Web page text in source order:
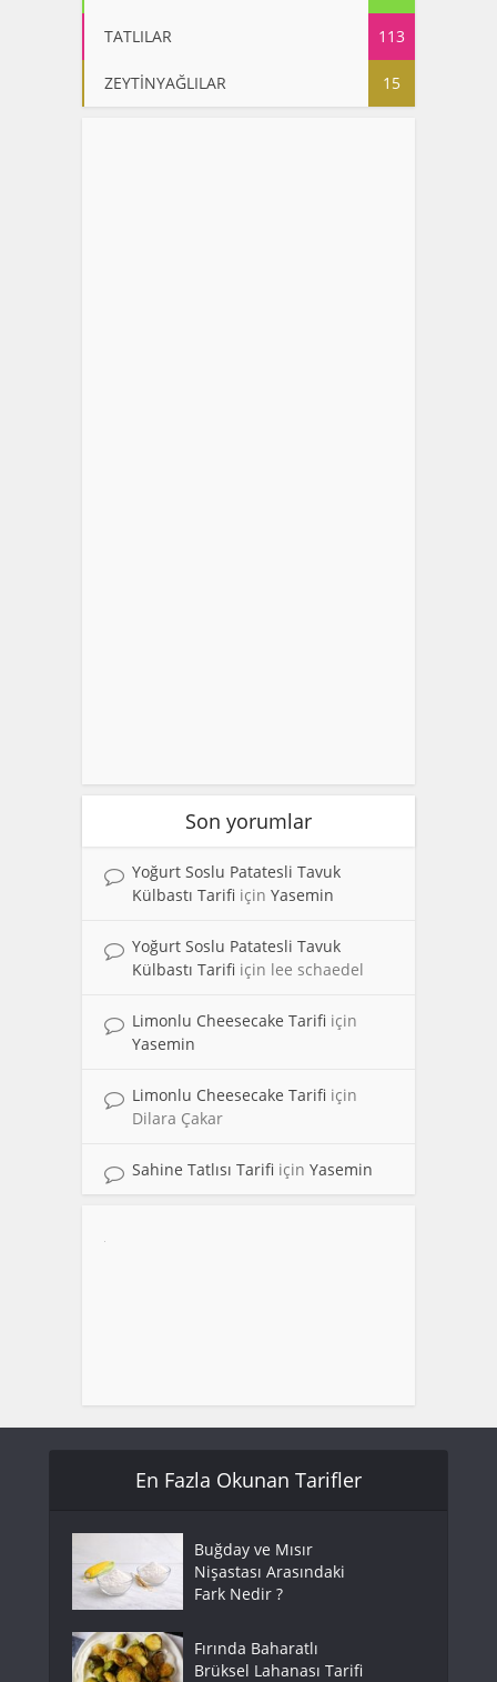
TATLILAR 113
ZEYTİNYAĞLILAR 15
Son yorumlar
Yoğurt Soslu Patatesli Tavuk
Külbastı Tarifi için Yasemin
Yoğurt Soslu Patatesli Tavuk
Külbastı Tarifi için lee schaedel
Limonlu Cheesecake Tarifi için
Yasemin
Limonlu Cheesecake Tarifi için
Dilara Çakar
Sahine Tatlısı Tarifi için Yasemin
En Fazla Okunan Tarifler
Buğday ve Mısır
Nişastası Arasındaki
Fark Nedir ?
Fırında Baharatlı
Brüksel Lahanası Tarifi